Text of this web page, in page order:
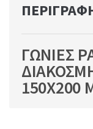
ΓΩΝΙΕΣ
150Χ200